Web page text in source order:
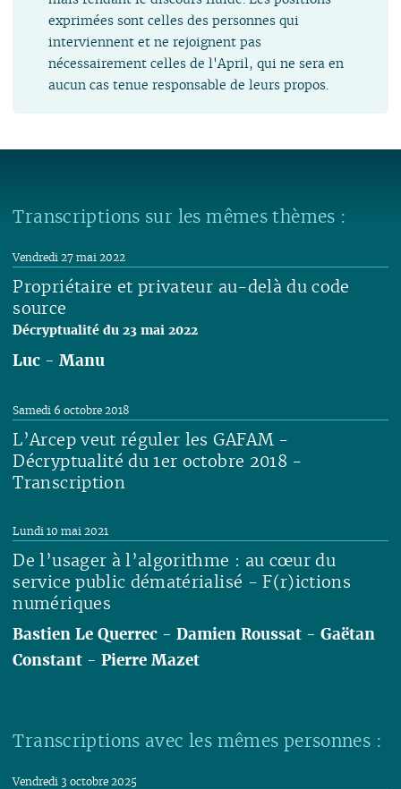
exprimées sont celles des personnes qui
interviennent et ne rejoignent pas
nécessairement celles de l'April, qui ne sera en
aucun cas tenue responsable de leurs propos.
Transcriptions sur les mêmes thèmes :
Propriétaire et privateur au-delà du code
source
Décryptualité du 23 mai 2022
Vendredi 27 mai 2022
Luc -Manu
Lire
L’Arcep veut réguler les GAFAM -
Décryptualité du 1er octobre 2018 -
Transcription
Samedi 6 octobre 2018
De l’usager à l’algorithme : au cœur du
service public dématérialisé - F(r)ictions
numériques
Lundi 10 mai 2021
Bastien Le Querrec -Damien Roussat -Gaëtan
Constant -Pierre Mazet
Transcriptions avec les mêmes personnes :
Vendredi 3 octobre 2025